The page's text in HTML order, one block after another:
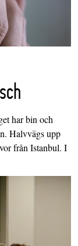
har bin och
Halvvägs upp
från Istanbul. I